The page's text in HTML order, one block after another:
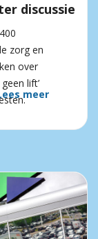
discussie
zorg en
over
lift’
meer